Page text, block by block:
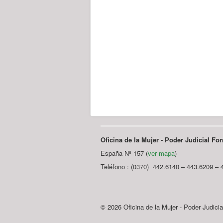
Oficina de la Mujer - Poder Judicial
España Nº 157 (ver mapa)
Teléfono : (0370) 442.6140 – 443.6209 –
© 2026 Oficina de la Mujer - Poder